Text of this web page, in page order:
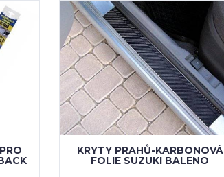
KRYTY PRAHŮ-KARBONOVÁ
FOLIE SUZUKI BALENO